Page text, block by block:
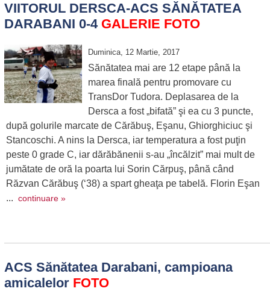
VIITORUL DERSCA-ACS SĂNĂTATEA
DARABANI 0-4 GALERIE FOTO
Duminica, 12 Martie, 2017
Sănătatea mai are 12 etape până la
marea finală pentru promovare cu
TransDor Tudora. Deplasarea de la
Dersca a fost „bifată” şi ea cu 3 puncte,
după golurile marcate de Cărăbuş, Eşanu, Ghiorghiciuc şi
Stancoschi. A nins la Dersca, iar temperatura a fost puţin
peste 0 grade C, iar dărăbănenii s-au „încălzit” mai mult de
jumătate de oră la poarta lui Sorin Cărpuş, până când
Răzvan Cărăbuş (‘38) a spart gheaţa pe tabelă. Florin Eşan
... continuare »
ACS Sănătatea Darabani, campioana
amicalelor FOTO